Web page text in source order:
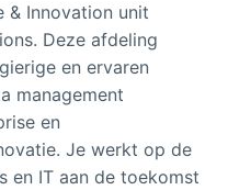
& Innovation unit
Deze afdeling
en ervaren
management
en
Je werkt op de
en IT aan de toekomst